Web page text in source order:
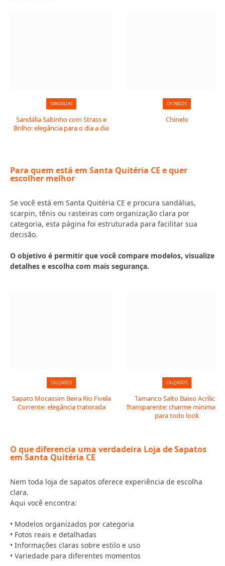
SANDÁLIAS
Sandália Saltinho com Strass e
Brilho: elegância para o dia a dia
CHINELOS
Chinelo
Para quem está em Santa Quitéria CE e quer
escolher melhor
Se você está em Santa Quitéria CE e procura sandálias,
scarpin, tênis ou rasteiras com organização clara por
categoria, esta página foi estruturada para facilitar sua
decisão.
O objetivo é permitir que você compare modelos, visualize
detalhes e escolha com mais segurança.
CALÇADOS
Sapato Mocassim Beira Rio Fivela
Corrente: elegância tratorada
CALÇADOS
Tamanco Salto Baixo Acrílico
Transparente: charme
para todo look
O que diferencia uma verdadeira Loja de Sapatos
em Santa Quitéria CE
Nem toda loja de sapatos oferece experiência de escolha
clara.
Aqui você encontra:
• Modelos organizados por categoria
• Fotos reais e detalhadas
• Informações claras sobre estilo e uso
• Variedade para diferentes momentos